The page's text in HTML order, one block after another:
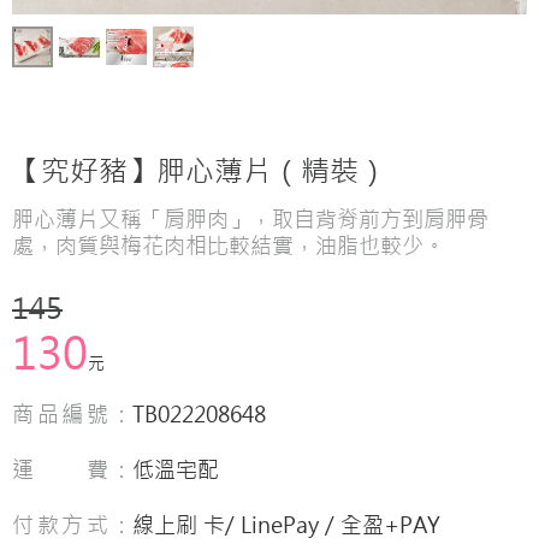
【究好豬】胛心薄片（精裝）
胛心薄片又稱「肩胛肉」，取自背脊前方到肩胛骨
處，肉質與梅花肉相比較結實，油脂也較少。
145
130元
商品編號： TB022208648
運 費： 低溫宅配
付款方式： 線上刷 卡/ LinePay / 全盈+PAY